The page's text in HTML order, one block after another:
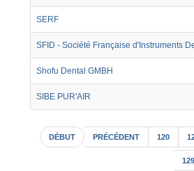
SERF
SFID - Société Française d'Instruments
Shofu Dental GMBH
SIBE PUR'AIR
DÉBUT PRÉCÉDENT 120
129